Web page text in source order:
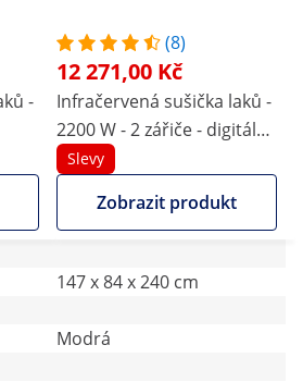
-
(8)
12 271,00 Kč
Infračervená sušička laků -
2200 W - 2 zářiče - digitální
displej
Slevy
Zobrazit produkt
147 x 84 x 240 cm
Modrá